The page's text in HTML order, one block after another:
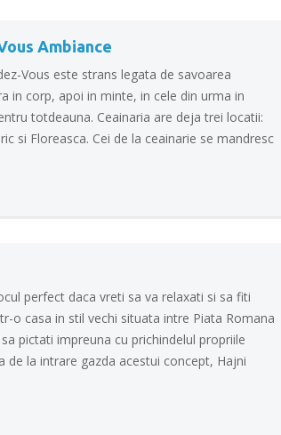
Ambiance
Vous este strans legata de savoarea
in corp, apoi in minte, in cele din urma in
totdeauna. Ceainaria are deja trei locatii:
si Floreasca. Cei de la ceainarie se mandresc
perfect daca vreti sa va relaxati si sa fiti
o casa in stil vechi situata intre Piata Romana
pictati impreuna cu prichindelul propriile
de la intrare gazda acestui concept, Hajni